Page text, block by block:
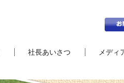
社長あいさつ メディ